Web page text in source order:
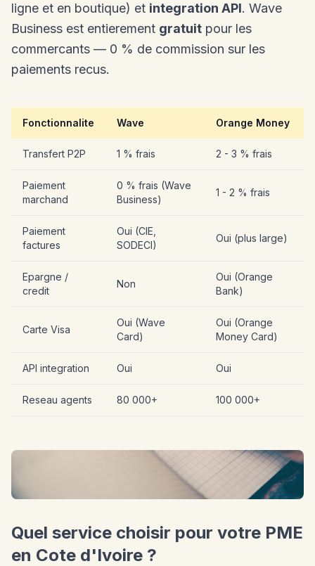
ligne et en boutique) et integration API. Wave
Business est entierement gratuit pour les
commercants — 0 % de commission sur les
paiements recus.
Fonctionnalite Wave Orange Money
Transfert P2P 1 % frais 2 - 3 % frais
Paiement
marchand
0 % frais (Wave
Business)
1 - 2 % frais
Paiement
factures
Oui (CIE,
SODECI)
Oui (plus large)
Epargne /
credit
Non
Oui (Orange
Bank)
Carte Visa
Oui (Wave
Card)
Oui (Orange
Money Card)
API integration Oui Oui
Reseau agents 80 000+ 100 000+
Quel service choisir pour votre PME
en Cote d'Ivoire ?